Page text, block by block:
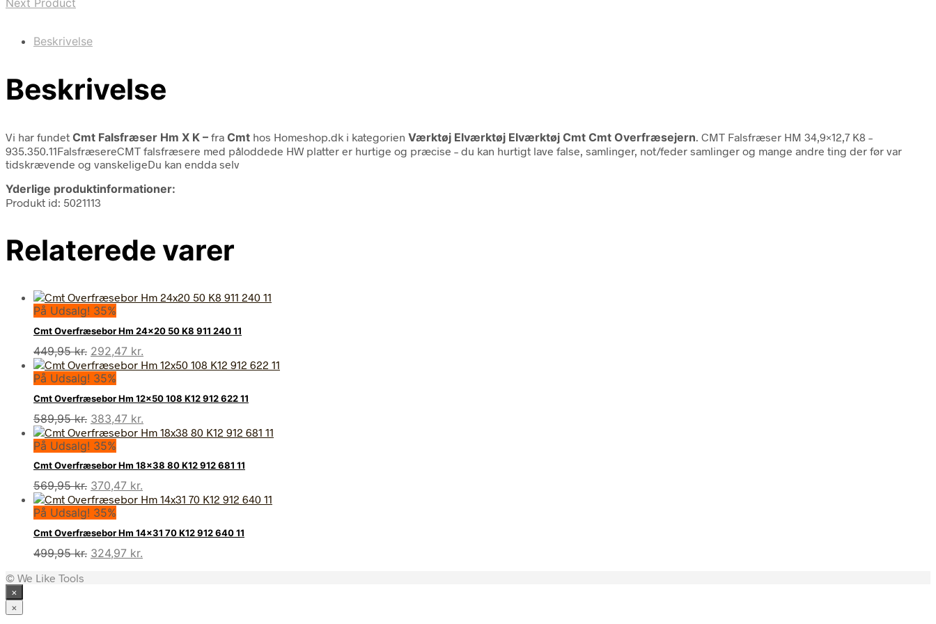
Beskrivelse
Beskrivelse
Vi har fundet Cmt Falsfræser Hm X K – fra Cmt hos Homeshop.dk i kategorien Værktøj Elværktøj Elværktøj Cmt Cmt Overfræsejern . CMT Falsfræser HM 34,9×12,7 K8 –
935.350.11FalsfræsereCMT falsfræsere med påloddede HW platter er hurtige og præcise – du kan hurtigt lave false, samlinger, not/feder samlinger og mange andre ting der før var
tidskrævende og vanskeligeDu kan endda selv
Yderlige produktinformationer:
Produkt id: 5021113
Relaterede varer
På Udsalg! 35%
Cmt Overfræsebor Hm 24×20 50 K8 911 240 11
449,95kr. Den
oprindelige
pris
var:
449,95 kr..
292,47 kr.
aktuelle
er:
292,47 kr..
På Udsalg! 35%
Cmt Overfræsebor Hm 12×50 108 K12 912 622 11
589,95kr. Den
oprindelige
pris
var:
589,95 kr..
383,47 kr.
aktuelle
er:
383,47 kr..
På Udsalg! 35%
Cmt Overfræsebor Hm 18×38 80 K12 912 681 11
569,95kr. Den
oprindelige
pris
var:
569,95 kr..
370,47 kr.
aktuelle
er:
370,47 kr..
På Udsalg! 35%
Cmt Overfræsebor Hm 14×31 70 K12 912 640 11
499,95kr. Den
324,97 kr.
© We Like Tools
×
×